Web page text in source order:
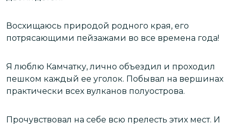
Восхищаюсь природой родного края, его
потрясающими пейзажами во все времена года!
Я люблю Камчатку, лично объездил и проходил
пешком каждый ее уголок. Побывал на вершинах
практически всех вулканов полуострова.
Прочувствовал на себе всю прелесть этих мест. И